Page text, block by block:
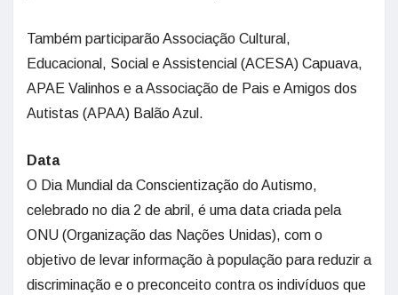
Também participarão Associação Cultural,
Educacional, Social e Assistencial (ACESA) Capuava,
APAE Valinhos e a Associação de Pais e Amigos dos
Autistas (APAA) Balão Azul.
Data
O Dia Mundial da Conscientização do Autismo,
celebrado no dia 2 de abril, é uma data criada pela
ONU (Organização das Nações Unidas), com o
objetivo de levar informação à população para reduzir a
discriminação e o preconceito contra os indivíduos que